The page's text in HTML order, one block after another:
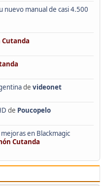
nuevo manual de casi 4.500
Cutanda
de videonet
de Poucopelo
en Blackmagic
Cutanda